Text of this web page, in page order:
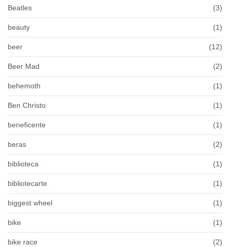
Beatles (3)
beauty (1)
beer (12)
Beer Mad (2)
behemoth (1)
Ben Christo (1)
beneficente (1)
beras (2)
biblioteca (1)
bibliotecarte (1)
biggest wheel (1)
bike (1)
bike race (2)